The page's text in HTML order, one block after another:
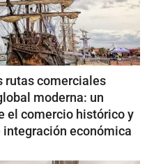
rutas comerciales
moderna: un
el comercio histórico y
económica